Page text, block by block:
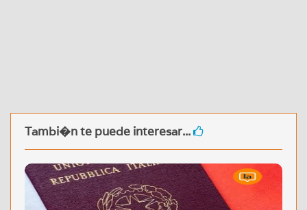
Tambi�n te puede interesar...